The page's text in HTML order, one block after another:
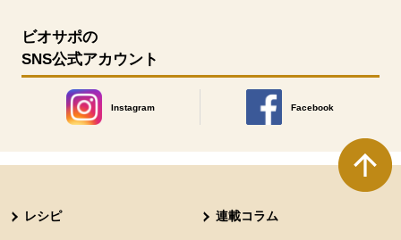
ビオサポの
SNS公式アカウント
Instagram
別のウィンドウで開きます。
Facebook
別のウィンドウで開きます
レシピ 連載コラム